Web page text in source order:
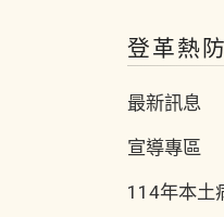
登革熱
最新訊息
宣導專區
114年本土